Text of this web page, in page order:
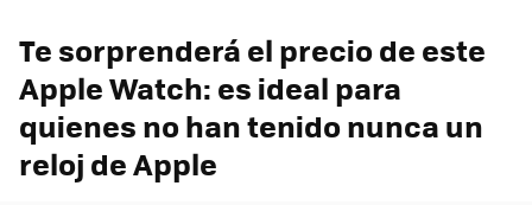
Te sorprenderá el precio de este
Apple Watch: es ideal para
quienes no han tenido nunca un
reloj de Apple